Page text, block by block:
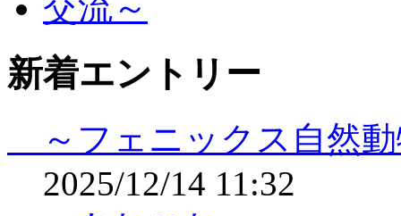
新着エントリー
～フェニックス自然
2025/12/14 11:32